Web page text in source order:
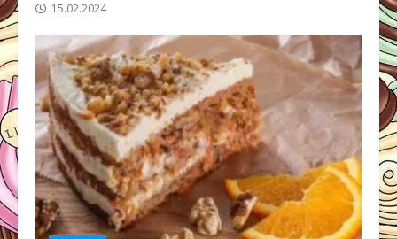
15.02.2024